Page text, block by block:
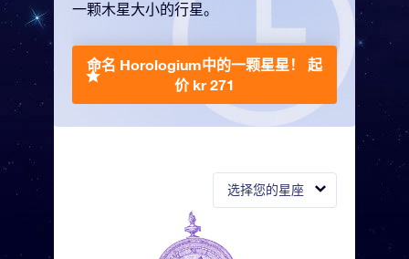
选择您的星座
一颗木星大小的行星。
命名 Horologium中的一颗星星！ 起
价 kr 271